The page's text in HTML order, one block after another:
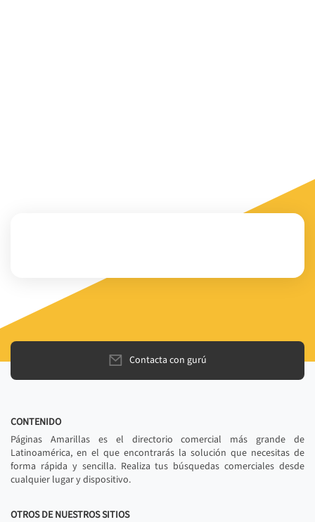
Contacta con gurú
CONTENIDO
Páginas Amarillas es el directorio comercial más grande de
Latinoamérica, en el que encontrarás la solución que necesitas de
forma rápida y sencilla. Realiza tus búsquedas comerciales desde
cualquier lugar y dispositivo.
OTROS DE NUESTROS SITIOS